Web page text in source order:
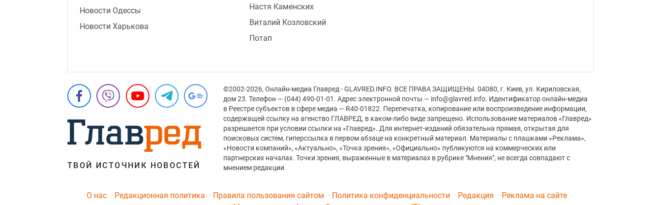
Новости Одессы
Новости Харькова
Настя Каменских
Виталий Козловский
Потап
ТВОЙ ИСТОЧНИК НОВОСТЕЙ
©2002-2026, Онлайн-медиа Главред - GLAVRED.INFO. ВСЕ ПРАВА ЗАЩИЩЕНЫ. 04080, г. Киев, ул. Кириловская,
дом 23. Телефон — (044) 490-01-01. Адрес электронной почты — info@glavred.info. Идентификатор онлайн-медиа
в Реестре cубъектов в сфере медиа — R40-01822. Перепечатка, копирование или воспроизведение информации,
содержащей ссылку на агенство ГЛАВРЕД, в каком-либо виде запрещено. Использование материалов «Главред»
разрешается при условии ссылки на «Главред». Для интернет-изданий обязательна прямая, открытая для
поисковых систем, гиперссылка в первом абзаце на конкретный материал. Материалы с плашками «Реклама»,
«Новости компаний», «Актуально», «Точка зрения», «Официально» публикуются на коммерческих или
партнерских началах. Точки зрения, выраженные в материалах в рубрике "Мнения", не всегда совпадают с
мнением редакции.
O нас Редакционная политика Правила пользования сайтом Политика конфиденциальности Редакция
Реклама на сайте